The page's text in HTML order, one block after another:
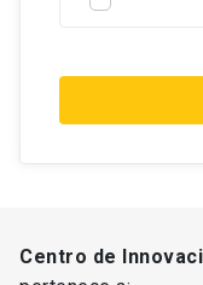
Centro de